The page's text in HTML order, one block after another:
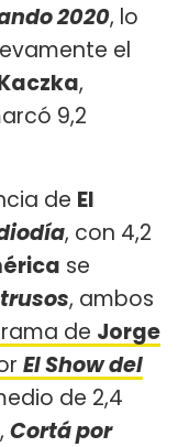
2020, lo
el
,
9,2
de El
, con 4,2
se
, ambos
de Jorge
El Show del
de 2,4
Cortá por